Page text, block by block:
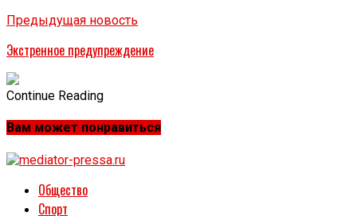
Предыдущая новость
Экстренное предупреждение
Continue Reading
Вам может понравиться
Общество
Спорт